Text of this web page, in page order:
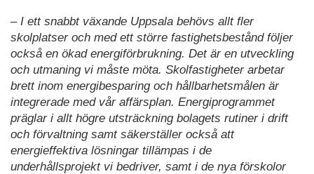
– I ett snabbt växande Uppsala behövs allt fler
skolplatser och med ett större fastighetsbestånd följer
också en ökad energiförbrukning. Det är en utveckling
och utmaning vi måste möta. Skolfastigheter arbetar
brett inom energibesparing och hållbarhetsmålen är
integrerade med vår affärsplan. Energiprogrammet
präglar i allt högre utsträckning bolagets rutiner i drift
och förvaltning samt säkerställer också att
energieffektiva lösningar tillämpas i de
underhållsprojekt vi bedriver, samt i de nya förskolor